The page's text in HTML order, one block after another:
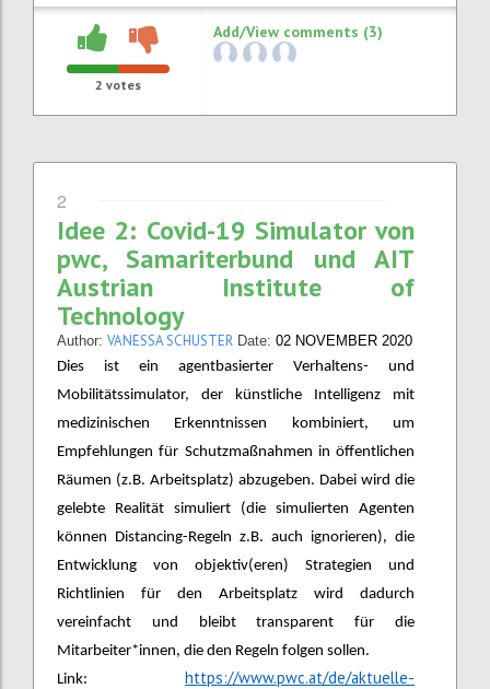
2 votes
Add/View comments (3)
2
Idee 2: Covid-19 Simulator von
pwc, Samariterbund und AIT
Austrian Institute of
Technology
Author: VANESSA SCHUSTER Date: 02 NOVEMBER 2020
Dies ist ein agentbasierter Verhaltens- und
Mobilitätssimulator, der künstliche Intelligenz mit
medizinischen Erkenntnissen kombiniert, um
Empfehlungen für Schutzmaßnahmen in öffentlichen
Räumen (z.B. Arbeitsplatz) abzugeben. Dabei wird die
gelebte Realität simuliert (die simulierten Agenten
können Distancing-Regeln z.B. auch ignorieren), die
Entwicklung von objektiv(eren) Strategien und
Richtlinien für den Arbeitsplatz wird dadurch
vereinfacht und bleibt transparent für die
Mitarbeiter*innen, die den Regeln folgen sollen.
Link: https://www.pwc.at/de/aktuelle-